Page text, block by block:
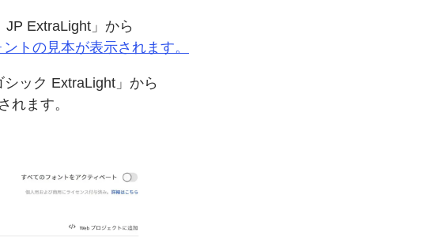
JP ExtraLight」から
ントの見本が表示されます。
シック ExtraLight」から
れます。